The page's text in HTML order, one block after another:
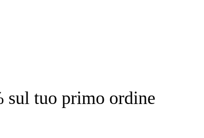
sul tuo primo ordine